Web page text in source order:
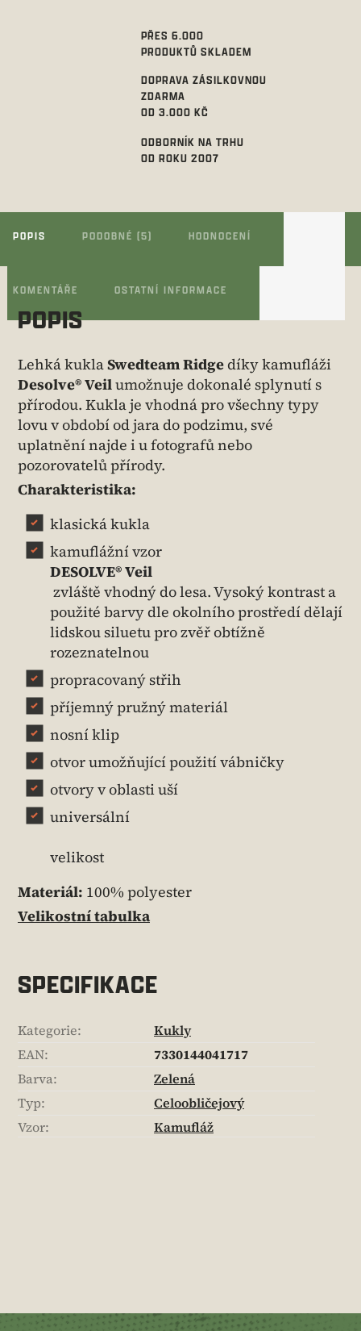
PŘES 6.000
PRODUKTŮ SKLADEM
DOPRAVA ZÁSILKOVNOU
ZDARMA
OD 3.000 KČ
ODBORNÍK NA TRHU
OD ROKU 2007
POPIS PODOBNÉ (5) HODNOCENÍ
KOMENTÁŘE OSTATNÍ INFORMACE
POPIS
Lehká kuklaSwedteam Ridgedíky kamufláži
Desolve® Veilumožnuje dokonalé splynutí s
přírodou. Kukla je vhodná pro všechny typy
lovu v období od jara do podzimu, své
uplatnění najde i u fotografů nebo
pozorovatelů přírody.
Charakteristika:
klasická kukla
kamuflážní vzor
DESOLVE® Veil
zvláště vhodný do lesa. Vysoký kontrast a
použité barvy dle okolního prostředí dělají
lidskou siluetu pro zvěř obtížně
rozeznatelnou
propracovaný střih
příjemný pružný materiál
nosní klip
otvor umožňující použití vábničky
otvory v oblasti uší
universální
velikost
Materiál: 100% polyester
Velikostní tabulka
SPECIFIKACE
Kategorie:
Kukly
EAN:
7330144041717
Barva:
Zelená
Typ:
Celoobličejový
Vzor: Kamufláž